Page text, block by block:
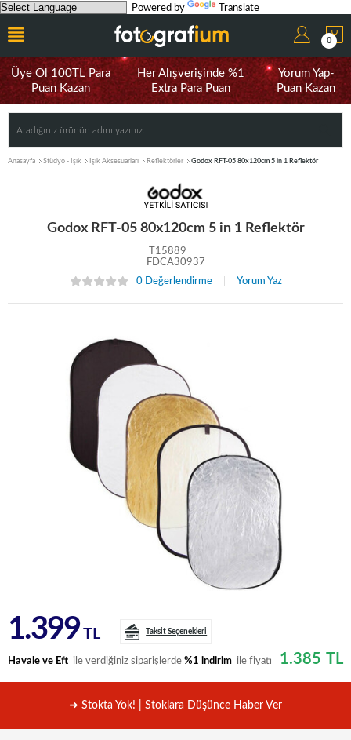
Powered by Translate
0
Üye Ol 100TL Para
Puan Kazan
Her Alışverişinde %1
Extra Para Puan
Yorum Yap-
Puan Kazan
Anasayfa Stüdyo - Işık Işık Aksesuarları Reflektörler Godox RFT-05 80x120cm 5 in 1 Reflektör
Godox RFT-05 80x120cm 5 in 1 Reflektör
T15889
FDCA30937
0 Değerlendirme
Yorum Yaz
1.399 TL Taksit Seçenekleri
Havale ve Eft ile verdiğiniz siparişlerde %1 indirim ile fiyatı 1.385 TL
➜ Stokta Yok! | Stoklara Düşünce Haber Ver